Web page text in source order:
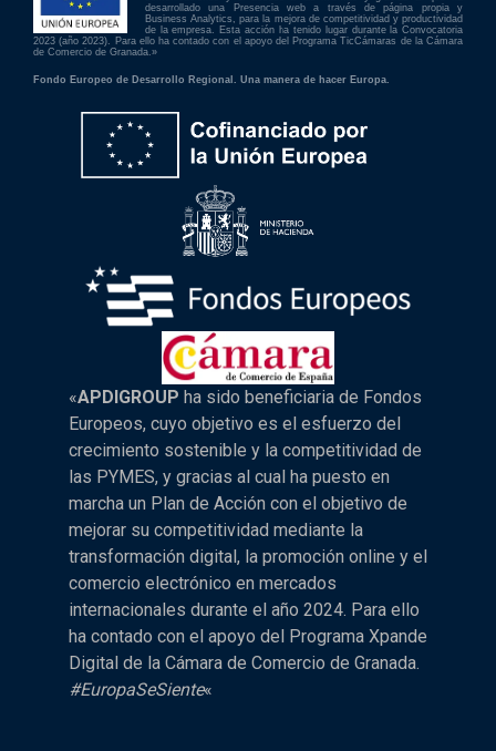
desarrollado una Presencia web a través de página propia y
Business Analytics, para la mejora de competitividad y productividad
de la empresa. Esta acción ha tenido lugar durante la Convocatoria
2023 (año 2023). Para ello ha contado con el apoyo del Programa TicCámaras de la Cámara
de Comercio de Granada.»
Fondo Europeo de Desarrollo Regional. Una manera de hacer Europa.
«APDIGROUP ha sido beneficiaria de Fondos
Europeos, cuyo objetivo es el esfuerzo del
crecimiento sostenible y la competitividad de
las PYMES, y gracias al cual ha puesto en
marcha un Plan de Acción con el objetivo de
mejorar su competitividad mediante la
transformación digital, la promoción online y el
comercio electrónico en mercados
internacionales durante el año 2024. Para ello
ha contado con el apoyo del Programa Xpande
Digital de la Cámara de Comercio de Granada.
#EuropaSeSiente«